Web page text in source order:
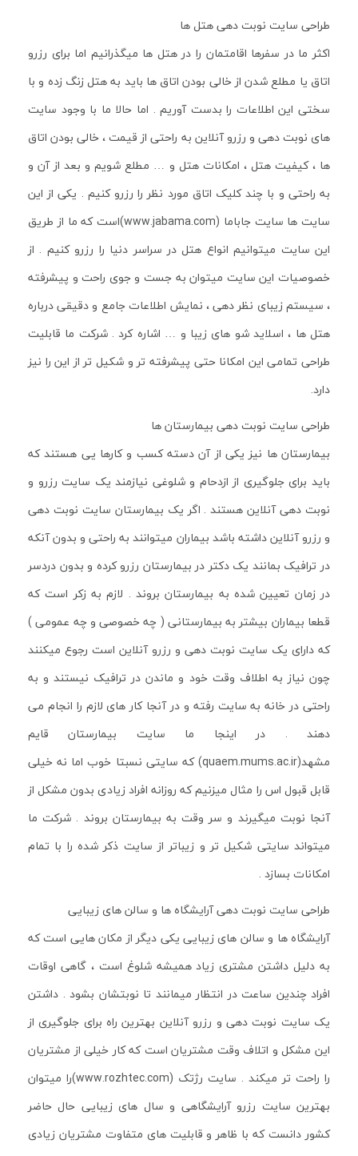
طراحی سایت نوبت دهی هتل ها
اکثر ما در سفرها اقامتمان را در هتل ها میگذرانیم اما برای رزرو
اتاق یا مطلع شدن از خالی بودن اتاق ها باید به هتل زنگ زده و با
سختی این اطلاعات را بدست آوریم . اما حالا ما با وجود سایت
های نوبت دهی و رزرو آنلاین به راحتی از قیمت ، خالی بودن اتاق
ها ، کیفیت هتل ، امکانات هتل و … مطلع شویم و بعد از آن و
به راحتی و با چند کلیک اتاق مورد نظر را رزرو کنیم . یکی از این
سایت ها سایت جاباما (www.jabama.com)است که ما از طریق
این سایت میتوانیم انواع هتل در سراسر دنیا را رزرو کنیم . از
خصوصیات این سایت میتوان به جست و جوی راحت و پیشرفته
، سیستم زیبای نظر دهی ، نمایش اطلاعات جامع و دقیقی درباره
هتل ها ، اسلاید شو های زیبا و … اشاره کرد . شرکت ما قابلیت
طراحی تمامی این امکانا حتی پیشرفته تر و شکیل تر از این را نیز
دارد.
طراحی سایت نوبت دهی بیمارستان ها
بیمارستان ها نیز یکی از آن دسته کسب و کارها یی هستند که
باید برای جلوگیری از ازدحام و شلوغی نیازمند یک سایت رزرو و
نوبت دهی آنلاین هستند . اگر یک بیمارستان سایت نوبت دهی
و رزرو آنلاین داشته باشد بیماران میتوانند به راحتی و بدون آنکه
در ترافیک بمانند یک دکتر در بیمارستان رزرو کرده و بدون دردسر
در زمان تعیین شده به بیمارستان بروند . لازم به زکر است که
قطعا بیماران بیشتر به بیمارستانی ( چه خصوصی و چه عمومی )
که دارای یک سایت نوبت دهی و رزرو آنلاین است رجوع میکنند
چون نیاز به اطلاف وقت خود و ماندن در ترافیک نیستند و به
راحتی در خانه به سایت رفته و در آنجا کار های لازم را انجام می
دهند . در اینجا ما سایت بیمارستان قایم
مشهد(quaem.mums.ac.ir) که سایتی نسبتا خوب اما نه خیلی
قابل قبول اس را مثال میزنیم که روزانه افراد زیادی بدون مشکل از
آنجا نوبت میگیرند و سر وقت به بیمارستان بروند . شرکت ما
میتواند سایتی شکیل تر و زیباتر از سایت ذکر شده را با تمام
امکانات بسازد .
طراحی سایت نوبت دهی آرایشگاه ها و سالن های زیبایی
آرایشگاه ها و سالن های زیبایی یکی دیگر از مکان هایی است که
به دلیل داشتن مشتری زیاد همیشه شلوغ است ، گاهی اوقات
افراد چندین ساعت در انتظار میمانند تا نوبتشان بشود . داشتن
یک سایت نوبت دهی و رزرو آنلاین بهترین راه برای جلوگیری از
این مشکل و اتلاف وقت مشتریان است که کار خیلی از مشتریان
را راحت تر میکند . سایت رژتک (www.rozhtec.com)را میتوان
بهترین سایت رزرو آرایشگاهی و سال های زیبایی حال حاضر
کشور دانست که با ظاهر و قابلیت های متفاوت مشتریان زیادی